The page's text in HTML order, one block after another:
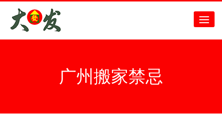
广州搬家禁忌